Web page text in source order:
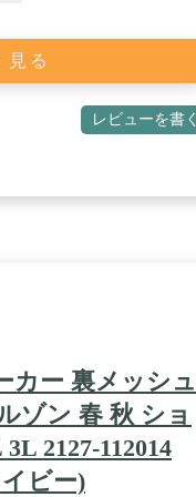
見る
レビューを書
カー 裏メッシュ
ゾン 春 秋 ショ
2127-112014
ビー)